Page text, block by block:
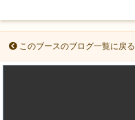
このブースのブログ一覧に戻る